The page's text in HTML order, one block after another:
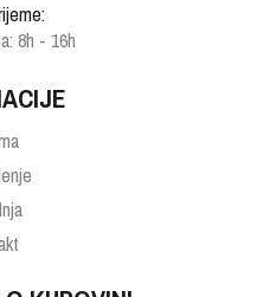
8h - 16h